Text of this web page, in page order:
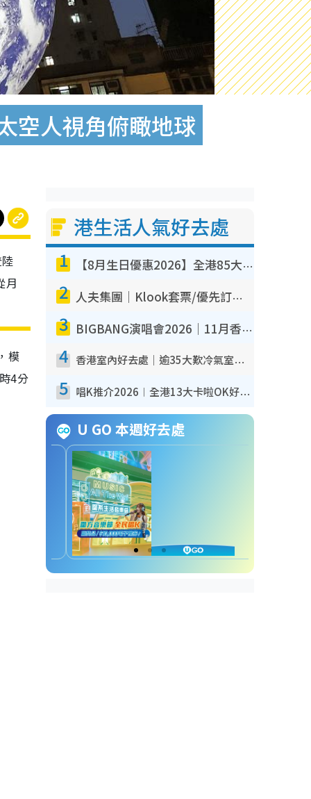
空人視角俯瞰地球
月
模
4分
港生活人氣好去處
1 【8月生日優惠2026】全港85大食買玩著數攻略 自助餐/火鍋放題同行免費＋誠品/DONKI送現金券
2 人夫集團｜Klook套票/優先訂票/公開發售搶飛攻略！附票價.購票連結.場地座位表
3 BIGBANG演唱會2026｜11月香港啟德開3場！實名制VIP申請、優先購票攻略
4 香港室內好去處｜逾35大歎冷氣室內好去處推介 室內活動免費避雨無懼落雨
5 唱K推介2026︱全港13大卡啦OK好去處！最平$36起 日文K都有！(附地址+收費詳情)
U GO 本週好去處